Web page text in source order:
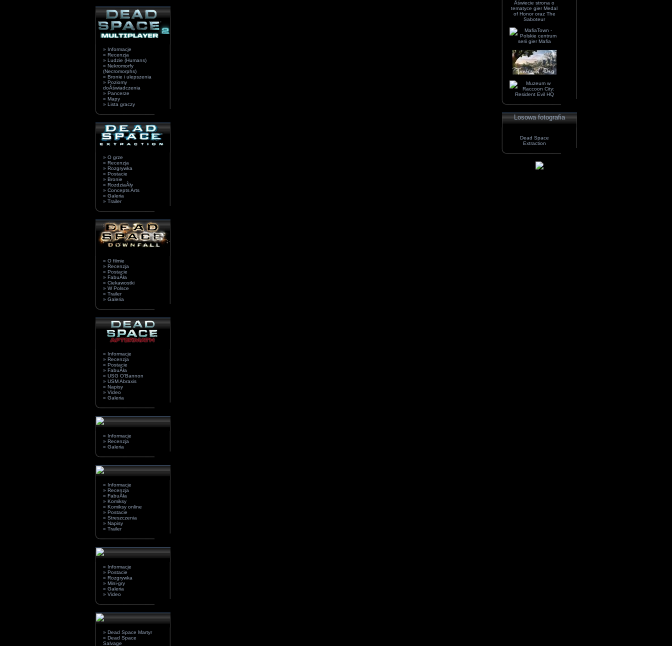
» Informacje
» Recenzja
» Ludzie (Humans)
» Nekromorfy
(Necromorphs)
» Bronie i ulepszenia
» Poziomy
doÂświadczenia
» Pancerze
» Mapy
» Lista graczy
» O grze
» Recenzja
» Rozgrywka
» Postacie
» Bronie
» RozdziaÂły
» Concepts Arts
» Galeria
» Trailer
» O filmie
» Recenzja
» Postacie
» FabuÂła
» Ciekawostki
» W Polsce
» Trailer
» Galeria
» Informacje
» Recenzja
» Postacie
» FabuÂła
» USG O'Bannon
» USM Abraxis
» Napisy
» Video
» Galeria
» Informacje
» Recenzja
» Galeria
» Informacje
» Recenzja
» FabuÂła
» Komiksy
» Komiksy online
» Postacie
» Streszczenia
» Napisy
» Trailer
» Informacje
» Postacie
» Rozgrywka
» Mini-gry
» Galeria
» Video
» Dead Space Martyr
» Dead Space
Salvage
Losowa fotografia
Dead Space
Extraction